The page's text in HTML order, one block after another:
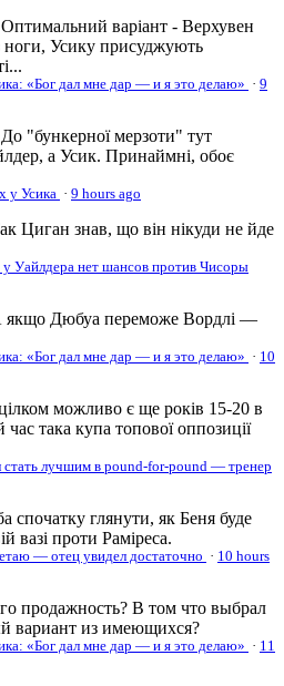
Оптимальний варіант - Верхувен
ноги, Усику присуджують
«Бог дал мне дар — и я это делаю» · 9
До "бункерної мерзоти" тут
а Усик. Принаймні, обоє
у Усика · 9 hours ago
Циган знав, що він нікуди не йде
Уайлдера нет шансов против Чисоры
якщо Дюбуа переможе Вордлі —
«Бог дал мне дар — и я это делаю» · 10
можливо є ще років 15-20 в
час така купа топової оппозиції
стать лучшим в pound-for-pound — тренер
спочатку глянути, як Беня буде
вазі проти Раміреса.
— отец увидел достаточно · 10 hours
продажность? В том что выбрал
вариант из имеющихся?
«Бог дал мне дар — и я это делаю» · 11